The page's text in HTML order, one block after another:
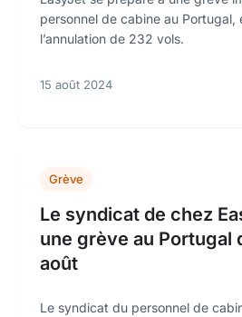
personnel de cabine au Portugal,
l’annulation de 232 vols.
15 août 2024
Grève
Le syndicat de chez
une grève au Portugal
août
Le syndicat du personnel de